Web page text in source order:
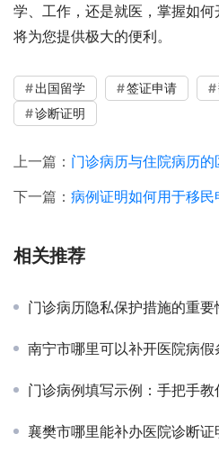
学、工作，还是就医，掌握如
将为您提供极大的便利。
出国留学 签证申请
诊断证明
上一篇： 门诊病历与住院病历的区别
下一篇： 病例证明如何用于移
相关推荐
门诊病历隐私保护措施的重
南宁市哪里可以补开医院病假
门诊病例填写示例：手把手
襄樊市哪里能补办医院诊断证